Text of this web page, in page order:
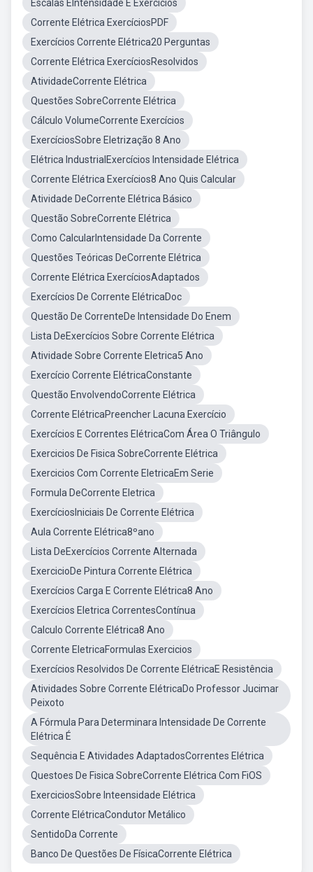
Escalas EIntensidade E Exercícios
Corrente Elétrica ExercíciosPDF
Exercícios Corrente Elétrica20 Perguntas
Corrente Elétrica ExercíciosResolvidos
AtividadeCorrente Elétrica
Questões SobreCorrente Elétrica
Cálculo VolumeCorrente Exercícios
ExercíciosSobre Eletrização 8 Ano
Elétrica IndustrialExercícios Intensidade Elétrica
Corrente Elétrica Exercícios8 Ano Quis Calcular
Atividade DeCorrente Elétrica Básico
Questão SobreCorrente Elétrica
Como CalcularIntensidade Da Corrente
Questões Teóricas DeCorrente Elétrica
Corrente Elétrica ExercíciosAdaptados
Exercícios De Corrente ElétricaDoc
Questão De CorrenteDe Intensidade Do Enem
Lista DeExercícios Sobre Corrente Elétrica
Atividade Sobre Corrente Eletrica5 Ano
Exercício Corrente ElétricaConstante
Questão EnvolvendoCorrente Elétrica
Corrente ElétricaPreencher Lacuna Exercício
Exercícios E Correntes ElétricaCom Área O Triângulo
Exercicios De Fisica SobreCorrente Elétrica
Exercicios Com Corrente EletricaEm Serie
Formula DeCorrente Eletrica
ExercíciosIniciais De Corrente Elétrica
Aula Corrente Elétrica8ºano
Lista DeExercícios Corrente Alternada
ExercicioDe Pintura Corrente Elétrica
Exercícios Carga E Corrente Elétrica8 Ano
Exercícios Eletrica CorrentesContínua
Calculo Corrente Elétrica8 Ano
Corrente EletricaFormulas Exercicios
Exercícios Resolvidos De Corrente ElétricaE Resistência
Atividades Sobre Corrente ElétricaDo Professor Jucimar
Peixoto
A Fórmula Para Determinara Intensidade De Corrente
Elétrica É
Sequência E Atividades AdaptadosCorrentes Elétrica
Questoes De Fisica SobreCorrente Elétrica Com FiOS
ExerciciosSobre Inteensidade Elétrica
Corrente ElétricaCondutor Metálico
SentidoDa Corrente
Banco De Questões De FísicaCorrente Elétrica